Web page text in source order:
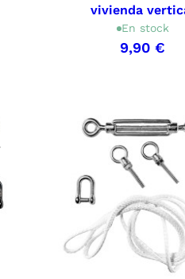
vivienda
En stock
9,90 €